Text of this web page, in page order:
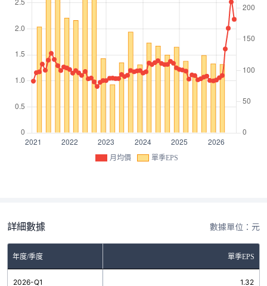
月均價 單季EPS
詳細數據 數據單位：元
年度/季度 單季EPS
2026-Q1 1.32